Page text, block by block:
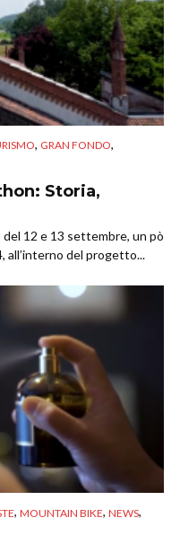
, GRAN FONDO,
Storia,
del 12 e 13 settembre, un pò
all’interno del progetto...
, MOUNTAIN BIKE, NEWS,